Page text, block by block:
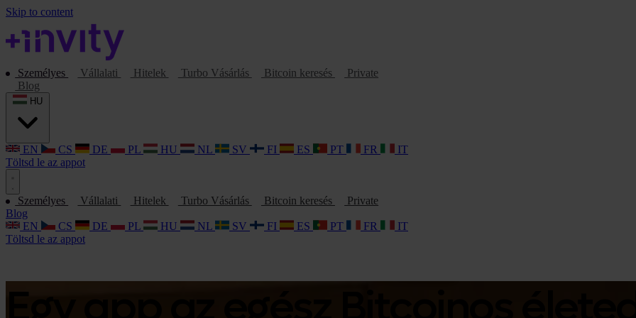
Skip to content
Személyes Vállalati Hitelek Turbo Vásárlás Bitcoin keresés
Private
Blog
EN CS DE PL HU NL SV FI ES PT FR
IT
Töltsd le az appot
Személyes Vállalati Hitelek Turbo Vásárlás Bitcoin keresés
Private
Blog
EN
CS DE PL HU NL SV FI ES PT FR
IT
Töltsd le az appot